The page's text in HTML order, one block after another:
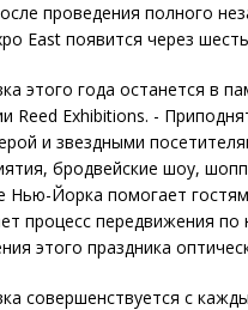
проведения полного
East появится через
этого года останется в
Reed Exhibitions. -
и звездными
бродвейские шоу,
Нью-Йорка помогает
процесс передвижения
этого праздника
совершенствуется с